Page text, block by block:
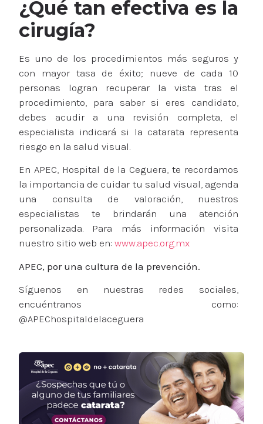
¿Qué tan efectiva es la
cirugía?
Es uno de los procedimientos más seguros y
con mayor tasa de éxito; nueve de cada 10
personas logran recuperar la vista tras el
procedimiento, para saber si eres candidato,
debes acudir a una revisión completa, el
especialista indicará si la catarata representa
riesgo en la salud visual.
En APEC, Hospital de la Ceguera, te recordamos
la importancia de cuidar tu salud visual, agenda
una consulta de valoración, nuestros
especialistas te brindarán una atención
personalizada. Para más información visita
nuestro sitio web en: www.apec.org.mx
APEC, por una cultura de la prevención.
Síguenos en nuestras redes sociales,
encuéntranos como:
@APEChospitaldelaceguera